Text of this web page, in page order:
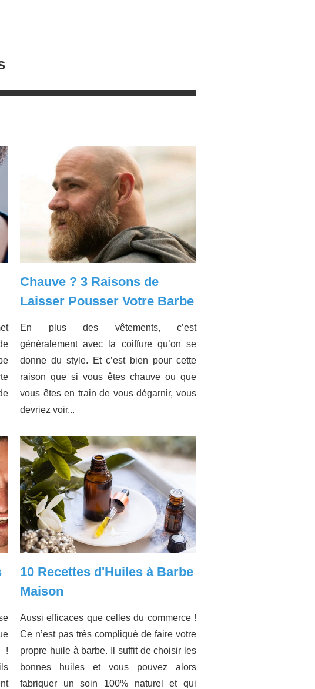
Chauve ? 3 Raisons de
Laisser Pousser Votre Barbe
En plus des vêtements, c’est
généralement avec la coiffure qu’on se
donne du style. Et c’est bien pour cette
raison que si vous êtes chauve ou que
vous êtes en train de vous dégarnir, vous
devriez voir...
!
10 Recettes d'Huiles à Barbe
Maison
Aussi efficaces que celles du commerce !
Ce n’est pas très compliqué de faire votre
propre huile à barbe. Il suffit de choisir les
bonnes huiles et vous pouvez alors
fabriquer un soin 100% naturel et qui